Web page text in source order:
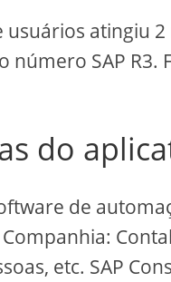
usuários atingiu
número SAP
do
de
etc. SAP